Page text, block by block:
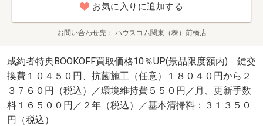
お気に入りに追加する
お問い合わせ先 ハウスコム関東（株）前橋店
成約者特典BOOKOFF買取価格10％UP(景品限度額内) 鍵交
換費１０４５０円、抗菌施工（任意）１８０４０円から２
３７６０円（税込）／環境維持費５５０円／月、更新手数
料１６５００円／２年（税込）／基本清掃料：３１３５０
円（税込）